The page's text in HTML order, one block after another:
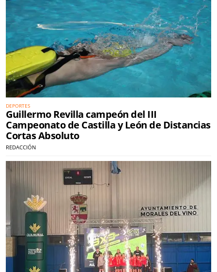
DEPORTES
Guillermo Revilla campeón del III
Campeonato de Castilla y León de Distancias
Cortas Absoluto
REDACCIÓN